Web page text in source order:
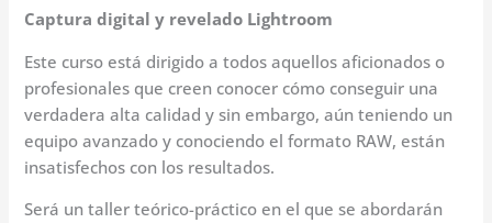
Captura digital y revelado Lightroom
Este curso está dirigido a todos aquellos aficionados o
profesionales que creen conocer cómo conseguir una
verdadera alta calidad y sin embargo, aún teniendo un
equipo avanzado y conociendo el formato RAW, están
insatisfechos con los resultados.
Será un taller teórico-práctico en el que se abordarán